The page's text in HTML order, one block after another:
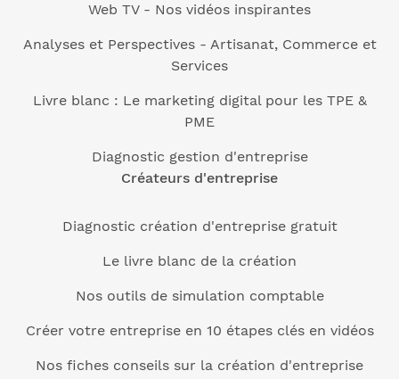
Web TV - Nos vidéos inspirantes
Analyses et Perspectives - Artisanat, Commerce et
Services
Livre blanc : Le marketing digital pour les TPE &
PME
Diagnostic gestion d'entreprise
Créateurs d'entreprise
Diagnostic création d'entreprise gratuit
Le livre blanc de la création
Nos outils de simulation comptable
Créer votre entreprise en 10 étapes clés en vidéos
Nos fiches conseils sur la création d'entreprise